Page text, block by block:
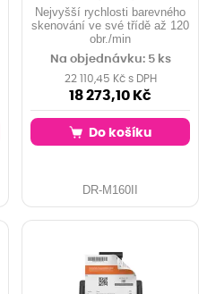
Nejvyšší rychlosti barevného
skenování ve své třídě až 120
obr./min
Na objednávku: 5 ks
22 110,45 Kč s DPH
18 273,10 Kč
Do košíku
DR-M160II